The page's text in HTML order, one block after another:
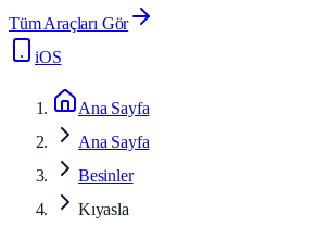
Tüm Araçları Gör
iOS
Ana Sayfa
Ana Sayfa
Besinler
Kıyasla